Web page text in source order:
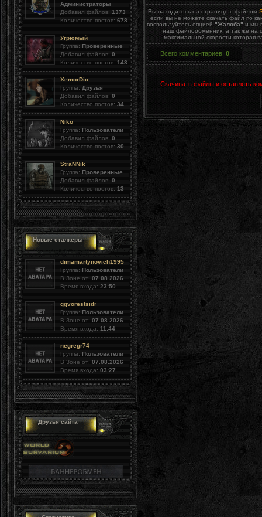
Администраторы
Добавил файлов: 1373
Количество постов: 678
Угрюмый
Группа: Проверенные
Добавил файлов: 0
Количество постов: 143
XemorDio
Группа: Друзья
Добавил файлов: 0
Количество постов: 34
Niko
Группа: Пользователи
Добавил файлов: 0
Количество постов: 30
StraNNik
Группа: Проверенные
Добавил файлов: 0
Количество постов: 13
Новые сталкеры
dimamartynovich1995
Группа: Пользователи
В Зоне от: 07.08.2026
Время входа: 23:50
ggvorestsidr
Группа: Пользователи
В Зоне от: 07.08.2026
Время входа: 11:44
negregr74
Группа: Пользователи
В Зоне от: 07.08.2026
Время входа: 03:27
Друзья сайта
Вы находитесь на странице с файлом
если вы не можете скачать файл по
воспользуйтесь опцией "Жалоба" и мы
наш файлообменник, а так же на
максимальной скорости которая
Всего комментариев: 0
Скачивать файлы и оставлять